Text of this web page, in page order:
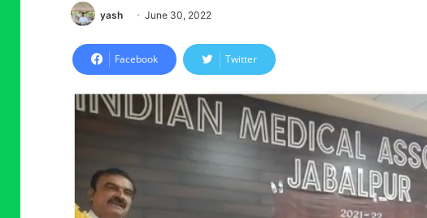
yash June 30, 2022
Facebook Twitter